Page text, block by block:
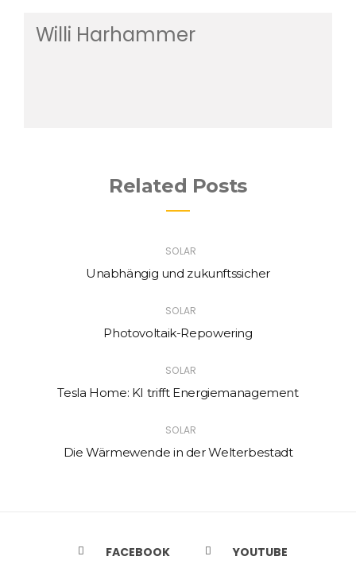
Willi Harhammer
Related Posts
SOLAR
Unabhängig und zukunftssicher
SOLAR
Photovoltaik-Repowering
SOLAR
Tesla Home: KI trifft Energiemanagement
SOLAR
Die Wärmewende in der Welterbestadt
FACEBOOK YOUTUBE